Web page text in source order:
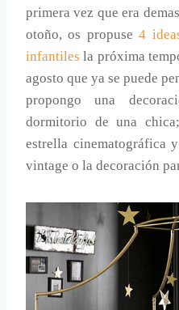
primera vez que era
otoño, os propuse4
infantiles la próxima
agosto que ya se puede
propongo una
dormitorio de una
estrella cinematográfica
vintage o la decoración